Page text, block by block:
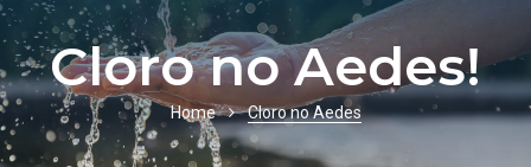
Cloro no Aedes!
Home Cloro no Aedes